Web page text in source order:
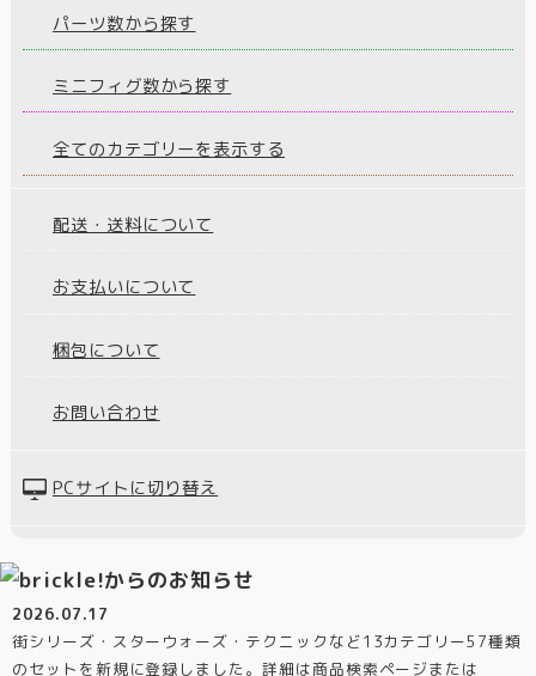
パーツ数から探す
ミニフィグ数から探す
全てのカテゴリーを表示する
配送・送料について
お支払いについて
梱包について
お問い合わせ
PCサイトに切り替え
2026.07.17
街シリーズ・スターウォーズ・テクニックなど13カテゴリー57種類
のセットを新規に登録しました。詳細は商品検索ページまたは